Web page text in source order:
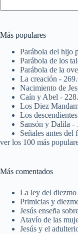
Más populares
Parábola del hijo
Parábola de los
Parábola de la
La creación -
Nacimiento de
Caín y Abel -
Los Diez
Los
Sansón y Dalila -
Señales antes del
ver los 100 más
Más comentados
La ley del diezmo
Primicias y
Jesús enseña
Atavío de las
Jesús y el